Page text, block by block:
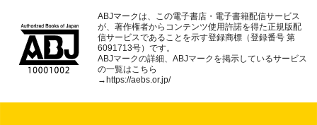
ABJマークは、この電子書店・電子書籍配信サービス
が、著作権者からコンテンツ使用許諾を得た正規版配
信サービスであることを示す登録商標（登録番号 第
6091713号）です。
ABJマークの詳細、ABJマークを掲示しているサービス
の一覧はこちら
→ https://aebs.or.jp/